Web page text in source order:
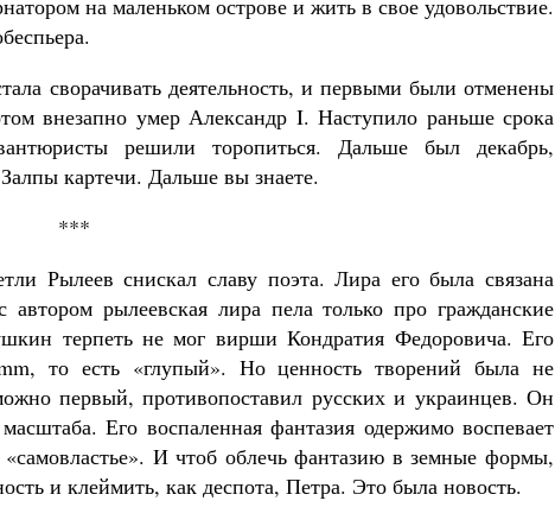
на маленьком острове и жить в свое удовольствие.
сворачивать деятельность, и первыми были отменены
внезапно умер Александр I. Наступило раньше срока
решили торопиться. Дальше был декабрь,
картечи. Дальше вы знаете.
***
Рылеев снискал славу поэта. Лира его была связана
автором рылеевская лира пела только про гражданские
терпеть не мог вирши Кондратия Федоровича. Его
то есть «глупый». Но ценность творений была не
первый, противопоставил русских и украинцев. Он
Его воспаленная фантазия одержимо воспевает
И чтоб облечь фантазию в земные формы,
и клеймить, как деспота, Петра. Это была новость.